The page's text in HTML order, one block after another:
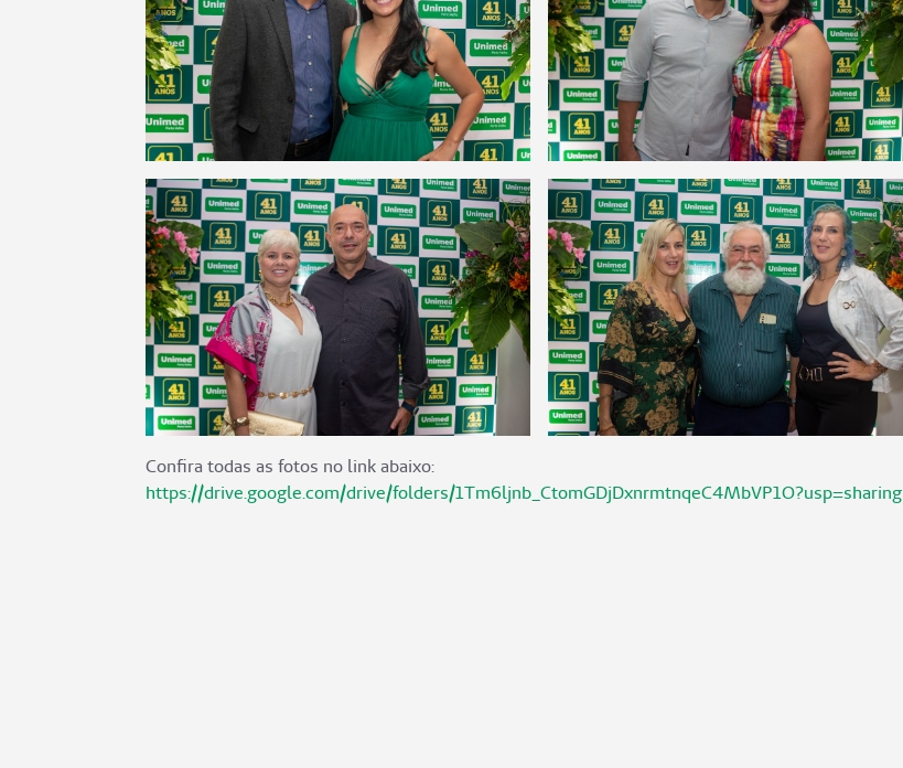
Confira todas as fotos no link abaixo:
https://drive.google.com/drive/folders/1Tm6ljnb_CtomGDjDxnrmtnqeC4MbVP1O?usp=sharing